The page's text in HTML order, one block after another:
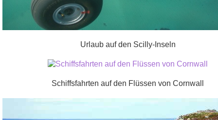
Urlaub auf den Scilly-Inseln
Schiffsfahrten auf den Flüssen von Cornwall